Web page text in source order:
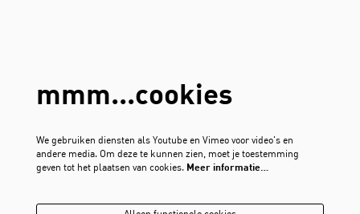
mmm...cookies
We gebruiken diensten als Youtube en Vimeo voor video's en
andere media. Om deze te kunnen zien, moet je toestemming
geven tot het plaatsen van cookies. Meer informatie…